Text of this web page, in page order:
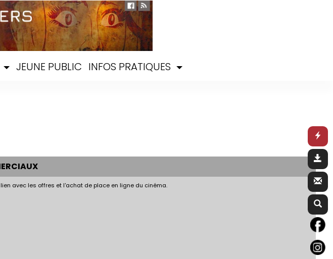
JEUNE PUBLIC INFOS PRATIQUES
avec les offres et l'achat de place en ligne du cinéma.